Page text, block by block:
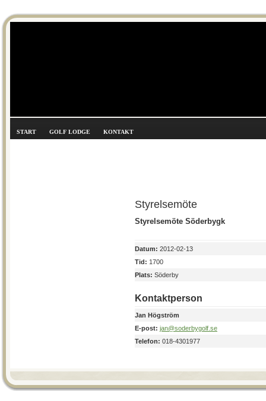
START GOLF LODGE KONTAKT
Styrelsemöte
Styrelsemöte Söderbygk
Datum: 2012-02-13
Tid: 1700
Plats: Söderby
Kontaktperson
Jan Högström
E-post: jan@soderbygolf.se
Telefon: 018-4301977